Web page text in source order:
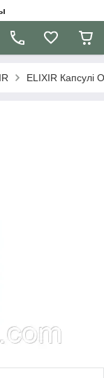
ELIXIR Капсулі